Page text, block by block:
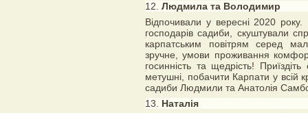
12. Людмила та Володимир
Відпочивали у вересні 2020
господарів садиби, скуштували
карпатським повітрям серед
зручне, умови проживання
госинність та щедрість!
метушні, побачити Карпати у всій
садиби Людмили та Анатолія
13. Наталія